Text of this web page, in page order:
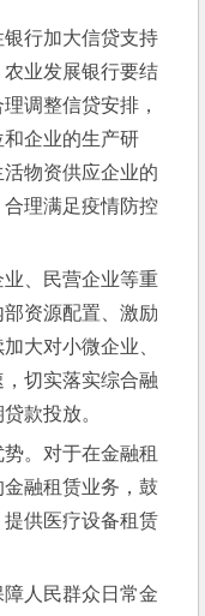
行加大信贷支持
业发展银行要结
调整信贷安排，
企业的生产研
物资供应企业的
理满足疫情防控
、民营企业等重
资源配置、激励
大对小微企业、
切实落实综合融
款投放。
。对于在金融租
融租赁业务，鼓
供医疗设备租赁
人民群众日常金